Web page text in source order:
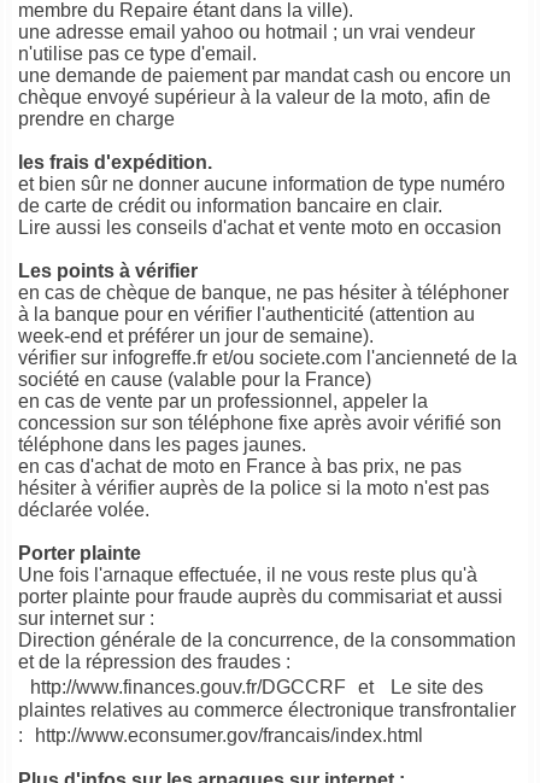
membre du Repaire étant dans la ville).
une adresse email yahoo ou hotmail ; un vrai vendeur
n'utilise pas ce type d'email.
une demande de paiement par mandat cash ou encore un
chèque envoyé supérieur à la valeur de la moto, afin de
prendre en charge
les frais d'expédition.
et bien sûr ne donner aucune information de type numéro
de carte de crédit ou information bancaire en clair.
Lire aussi lesconseils d'achat et vente moto en occasion
Les points à vérifier
en cas de chèque de banque, ne pas hésiter à téléphoner
à la banque pour en vérifier l'authenticité (attention au
week-end et préférer un jour de semaine).
vérifier sur infogreffe.fr et/ou societe.com l'ancienneté de la
société en cause (valable pour la France)
en cas de vente par un professionnel, appeler la
concession sur son téléphone fixe après avoir vérifié son
téléphone dans les pages jaunes.
en cas d'achat de moto en France à bas prix, ne pas
hésiter à vérifier auprès de la police si la moto n'est pas
déclarée volée.
Porter plainte
Une fois l'arnaque effectuée, il ne vous reste plus qu'à
porter plainte pour fraude auprès du commisariat et aussi
sur internet sur :
Direction générale de la concurrence, de la consommation
et de la répression des fraudes :
http://www.finances.gouv.fr/DGCCRF et Le site des
plaintes relatives au commerce électronique transfrontalier
:
http://www.econsumer.gov/francais/index.html